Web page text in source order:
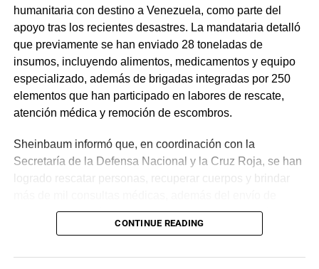
humanitaria con destino a Venezuela, como parte del
apoyo tras los recientes desastres. La mandataria detalló
que previamente se han enviado 28 toneladas de
insumos, incluyendo alimentos, medicamentos y equipo
especializado, además de brigadas integradas por 250
elementos que han participado en labores de rescate,
atención médica y remoción de escombros.
Sheinbaum informó que, en coordinación con la
Secretaría de la Defensa Nacional y la Cruz Roja, se han
logrado rescatar personas, recuperar cuerpos y brindar
plantas de energía y materiales de apoyo. Subrayó que
estas acciones responden a solicitudes del gobierno
CONTINUE READING